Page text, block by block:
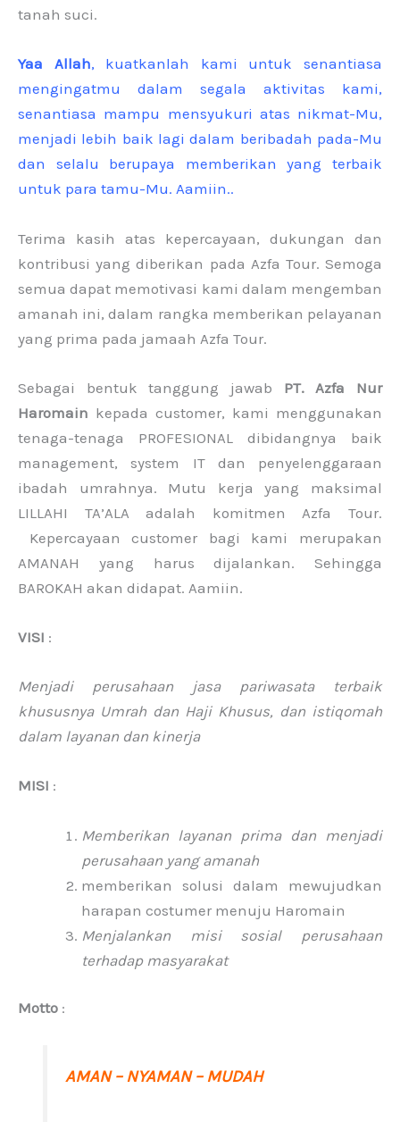
tanah suci.
Yaa Allah, kuatkanlah kami untuk senantiasa
mengingatmu dalam segala aktivitas kami,
senantiasa mampu mensyukuri atas nikmat-Mu,
menjadi lebih baik lagi dalam beribadah pada-Mu
dan selalu berupaya memberikan yang terbaik
untuk para tamu-Mu. Aamiin..
Terima kasih atas kepercayaan, dukungan dan
kontribusi yang diberikan pada Azfa Tour. Semoga
semua dapat memotivasi kami dalam mengemban
amanah ini, dalam rangka memberikan pelayanan
yang prima pada jamaah Azfa Tour.
Sebagai bentuk tanggung jawab PT. Azfa Nur
Haromain kepada customer, kami menggunakan
tenaga-tenaga PROFESIONAL dibidangnya baik
management, system IT dan penyelenggaraan
ibadah umrahnya. Mutu kerja yang maksimal
LILLAHI TA’ALA adalah komitmen Azfa Tour.
Kepercayaan customer bagi kami merupakan
AMANAH yang harus dijalankan. Sehingga
BAROKAH akan didapat. Aamiin.
VISI :
Menjadi perusahaan jasa pariwasata terbaik
khususnya Umrah dan Haji Khusus, dan istiqomah
dalam layanan dan kinerja
MISI :
Memberikan layanan prima dan menjadi
perusahaan yang amanah
memberikan solusi dalam mewujudkan
harapan costumer menuju Haromain
Menjalankan misi sosial perusahaan
terhadap masyarakat
Motto :
AMAN – NYAMAN – MUDAH